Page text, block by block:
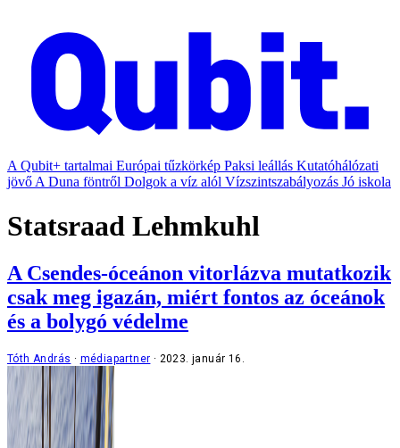
A Qubit+ tartalmai Európai tűzkörkép Paksi leállás Kutatóhálózati
jövő A Duna föntről Dolgok a víz alól Vízszintszabályozás Jó iskola
Statsraad Lehmkuhl
A Csendes-óceánon vitorlázva mutatkozik
csak meg igazán, miért fontos az óceánok
és a bolygó védelme
Tóth András médiapartner 2023. január 16.